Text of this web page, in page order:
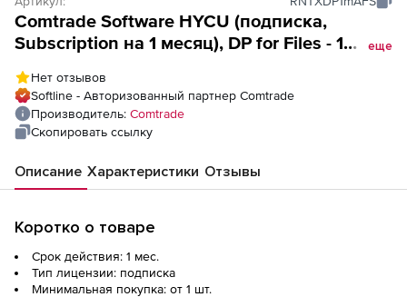
Comtrade Software HYCU (подписка,
Subscription на 1 месяц), DP for Files - 1
еще
Нет отзывов
Softline - Авторизованный партнер Comtrade
Производитель: Comtrade
Скопировать ссылку
Описание Характеристики Отзывы
Коротко о товаре
Срок действия: 1 мес.
Тип лицензии: подписка
Минимальная покупка: от 1 шт.